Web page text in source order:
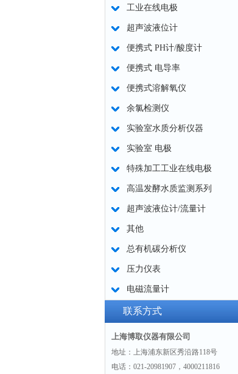
工业在线电极
超声波液位计
便携式 PH计/酸度计
便携式 电导率
便携式溶解氧仪
余氯检测仪
实验室水质分析仪器
实验室 电极
特殊加工工业在线电极
高温发酵水质监测系列
超声波液位计/流量计
其他
总有机碳分析仪
压力仪表
电磁流量计
联系方式
上海博取仪器有限公司
地址：上海浦东新区秀沿路118号
电话：021-20981907，4000211816